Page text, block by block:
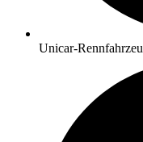
Unicar-